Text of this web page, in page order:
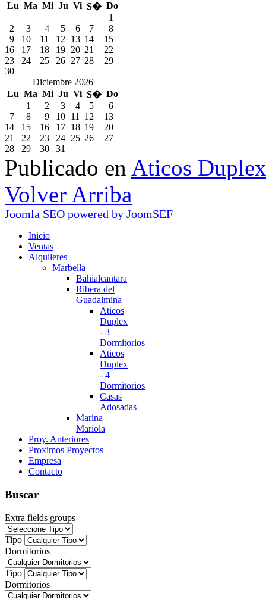
Lu Ma Mi Ju Vi S� Do
1
2
3 4 5 6 7
8
9
10 11 12 13 14
15
16
17 18 19 20 21
22
23
24 25 26 27 28
29
30
Diciembre 2026
Lu Ma Mi Ju Vi S� Do
1
2 3 4 5
6
7
8 9 10 11 12
13
14
15 16 17 18 19
20
21
22 23 24 25 26
27
28
29 30 31
Publicado en Aticos
Volver Arriba
Joomla SEO powered by JoomSEF
Inicio
Ventas
Alquileres
Marbella
Bahialcantara
Ribera del
Guadalmina
Aticos
Duplex
- 3
Dormitorios
Aticos
Duplex
- 4
Dormitorios
Casas
Adosadas
Marina
Mariola
Proy. Anteriores
Proximos Proyectos
Empresa
Contacto
Buscar
Extra fields groups
Tipo
Dormitorios
Tipo
Dormitorios